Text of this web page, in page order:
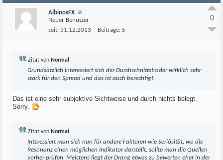
AlbinosFX
Neuer Benutzer
seit: 31.12.2013 Beiträge: 5
0
Zitat von Normal
Grundsätzlich interessiert sich der Durchschnittstrader wirklich sehr
stark für den Spread und das ist auch berechtigt.
Das ist eine sehr subjektive Sichtweise und durch nichts belegt.
Sorry.
Zitat von Normal
Interessiert man sich nun für andere Faktoren wie Seriösität, wo die
Resonanz einen möglichen Indikator darstellt, sollte man die Quellen
vorher prüfen. Meistens liegt der Drang etwas zu bewerten eher in der